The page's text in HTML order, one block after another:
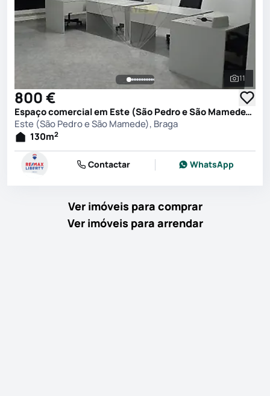
Ver
11
800 €
Espaço comercial em Este (São Pedro e São Mamede), Braga
Este (São Pedro e São Mamede), Braga
130m2
Contactar WhatsApp
Ver imóveis para comprar
Ver imóveis para arrendar